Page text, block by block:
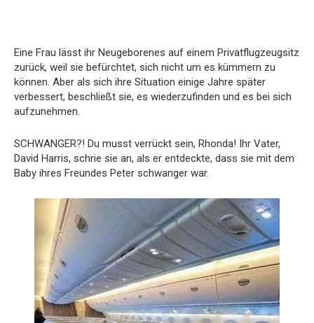
Eine Frau lässt ihr Neugeborenes auf einem Privatflugzeugsitz
zurück, weil sie befürchtet, sich nicht um es kümmern zu
können. Aber als sich ihre Situation einige Jahre später
verbessert, beschließt sie, es wiederzufinden und es bei sich
aufzunehmen.
SCHWANGER?! Du musst verrückt sein, Rhonda! Ihr Vater,
David Harris, schrie sie an, als er entdeckte, dass sie mit dem
Baby ihres Freundes Peter schwanger war.